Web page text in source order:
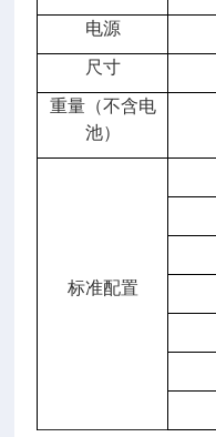
电源
尺寸
重量（不含电
池）
标准配置